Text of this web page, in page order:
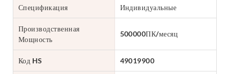
Спецификация Индивидуальные
Производственная
Мощность
500000ПК/месяц
Код HS 49019900